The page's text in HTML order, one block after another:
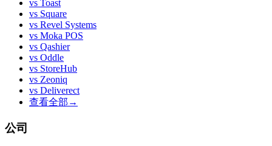
vs Toast
vs Square
vs Revel Systems
vs Moka POS
vs Qashier
vs Oddle
vs StoreHub
vs Zeoniq
vs Deliverect
查看全部 →
公司